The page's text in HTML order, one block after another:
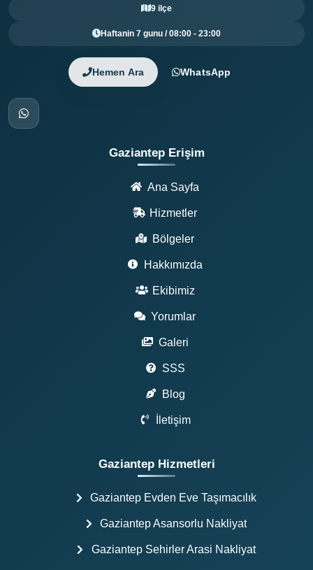
9 ilçe
Haftanin 7 gunu / 08:00 - 23:00
Hemen Ara WhatsApp
Gaziantep Erişim
Ana Sayfa
Hizmetler
Bölgeler
Hakkımızda
Ekibimiz
Yorumlar
Galeri
SSS
Blog
İletişim
Gaziantep Hizmetleri
Gaziantep Evden Eve Taşımacılık
Gaziantep Asansorlu Nakliyat
Gaziantep Sehirler Arasi Nakliyat